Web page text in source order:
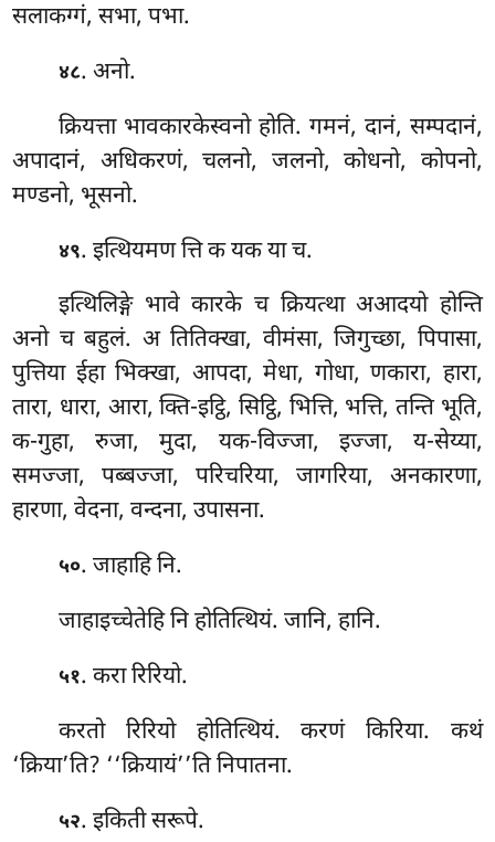
सलाकग्गं, सभा, पभा.
४८. अनो.
क्रियत्ता भावकारकेस्वनो होति. गमनं, दानं, सम्पदानं,
अपादानं, अधिकरणं, चलनो, जलनो, कोधनो, कोपनो,
मण्डनो, भूसनो.
४९. इत्थियमण त्ति क यक या च.
इत्थिलिङ्गे भावे कारके च क्रियत्था अआदयो होन्ति
अनो च बहुलं. अ तितिक्खा, वीमंसा, जिगुच्छा, पिपासा,
पुत्तिया ईहा भिक्खा, आपदा, मेधा, गोधा, णकारा, हारा,
तारा, धारा, आरा, क्ति-इट्ठि, सिट्ठि, भित्ति, भत्ति, तन्ति भूति,
क-गुहा, रुजा, मुदा, यक-विज्जा, इज्जा, य-सेय्या,
समज्जा, पब्बज्जा, परिचरिया, जागरिया, अनकारणा,
हारणा, वेदना, वन्दना, उपासना.
५०. जाहाहि नि.
जाहाइच्चेतेहि नि होतित्थियं. जानि, हानि.
५१. करा रिरियो.
करतो रिरियो होतित्थियं. करणं किरिया. कथं
‘क्रिया’ति? ‘‘क्रियायं’’ति निपातना.
५२. इकिती सरूपे.